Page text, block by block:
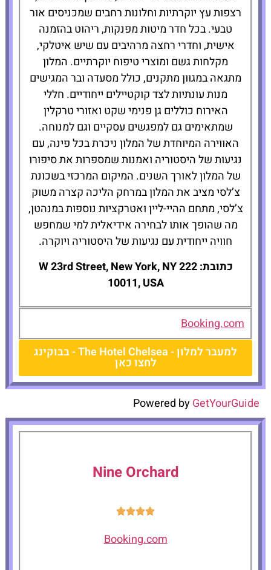
רצפות עץ יוקרתיות וחלונות רחבים שמכניסים אור
טבעי. בכל חדר מיטות מפנקות, ריהוט בהזמנה
אישית, וחדרי רחצה מרהיבים עם שיש איטלקי,
מקלחות גשם ומוצרי טיפוח יוקרתיים. המלון
מתגאה במגוון מתקנים, כולל מסעדה ובר המגישים
מנות עונתיות לצד קוקטיילים ייחודיים. חללי
האירוח כוללים גן פנימי שקט ואזורי טרקלין
שמתאימים גם למפגשים עסקיים וגם למנוחה.
האווירה המיוחדת של המלון ניכרת בכל פינה, עם
נגיעות של היסטוריה ואמנות שמספרות את סיפורו
של המלון לאורך השנים. המיקום המרכזי בשכונת
צ’לסי מציב את המלון במרחק הליכה קצרה משוק
צ’לסי, מתחם ההיי-ליין ואטרקציות נוספות במנהטן,
מה שהופך אותו לבחירה אידיאלית למי שמחפש
חוויה ייחודית עם נגיעות של היסטוריה ויוקרה.
כתובת: 222 W 23rd Street, New York, NY
10011, USA
Booking.com
למעבר למלון - The Hotel Chelsea - בבוקינג
לחצו כאן
Powered byGetYourGuide
Nine Orchard
Booking.com